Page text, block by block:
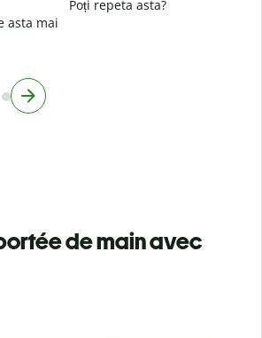
asta mai
Poți repeta asta?
de main avec